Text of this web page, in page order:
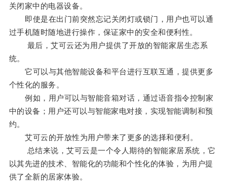
关闭家中的电器设备。
即使是在出门前突然忘记关闭灯或锁门，用户也可以通
过手机随时随地进行操作，保证家中的安全和便利性。
最后，艾可云还为用户提供了开放的智能家居生态系
统。
它可以与其他智能设备和平台进行互联互通，提供更多
个性化的服务。
例如，用户可以与智能音箱对话，通过语音指令控制家
中的设备；用户还可以与智能家电对接，实现智能调制和预
约。
艾可云的开放性为用户带来了更多的选择和便利。
总结来说，艾可云是一个令人期待的智能家居系统，它
以其先进的技术、智能化的功能和个性化的体验，为用户提
供了全新的居家体验。